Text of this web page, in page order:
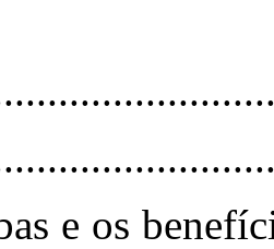
e os